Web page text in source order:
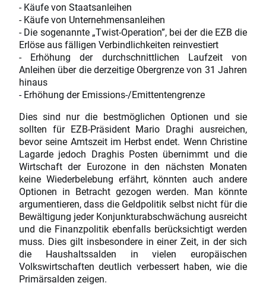
- Käufe von Staatsanleihen
- Käufe von Unternehmensanleihen
- Die sogenannte „Twist-Operation”, bei der die EZB die
Erlöse aus fälligen Verbindlichkeiten reinvestiert
- Erhöhung der durchschnittlichen Laufzeit von
Anleihen über die derzeitige Obergrenze von 31 Jahren
hinaus
- Erhöhung der Emissions-/Emittentengrenze
Dies sind nur die bestmöglichen Optionen und sie
sollten für EZB-Präsident Mario Draghi ausreichen,
bevor seine Amtszeit im Herbst endet. Wenn Christine
Lagarde jedoch Draghis Posten übernimmt und die
Wirtschaft der Eurozone in den nächsten Monaten
keine Wiederbelebung erfährt, könnten auch andere
Optionen in Betracht gezogen werden. Man könnte
argumentieren, dass die Geldpolitik selbst nicht für die
Bewältigung jeder Konjunkturabschwächung ausreicht
und die Finanzpolitik ebenfalls berücksichtigt werden
muss. Dies gilt insbesondere in einer Zeit, in der sich
die Haushaltssalden in vielen europäischen
Volkswirtschaften deutlich verbessert haben, wie die
Primärsalden zeigen.